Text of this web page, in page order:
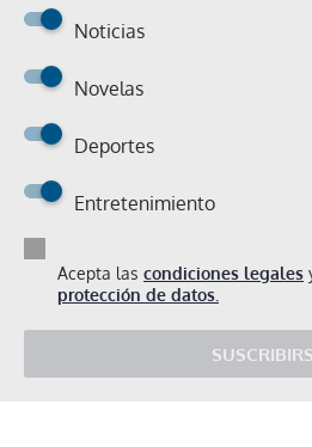
Noticias
Novelas
Deportes
Entretenimiento
Acepta las condiciones legales
protección de datos.